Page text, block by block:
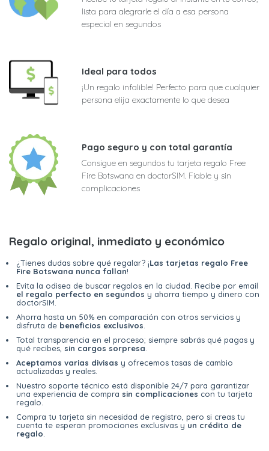
lista para alegrarle el día a esa persona
especial en segundos
Ideal para todos
¡Un regalo infalible! Perfecto para que cualquier
persona elija exactamente lo que desea
Pago seguro y con total garantía
Consigue en segundos tu tarjeta regalo Free
Fire Botswana en doctorSIM. Fiable y sin
complicaciones
Regalo original, inmediato y económico
¿Tienes dudas sobre qué regalar? ¡Las tarjetas regalo Free
Fire Botswana nunca fallan!
Evita la odisea de buscar regalos en la ciudad. Recibe por email
el regalo perfecto en segundos y ahorra tiempo y dinero con
doctorSIM.
Ahorra hasta un 50% en comparación con otros servicios y
disfruta de beneficios exclusivos
Total transparencia en el proceso; siempre sabrás qué pagas y
qué recibes, sin cargos sorpresa
Aceptamos varias divisas y ofrecemos tasas de cambio
actualizadas y reales.
Nuestro soporte técnico está disponible 24/7 para garantizar
una experiencia de compra sin complicaciones con tu tarjeta
regalo.
Compra tu tarjeta sin necesidad de registro, pero si creas tu
cuenta te esperan promociones exclusivas yun crédito de
regalo